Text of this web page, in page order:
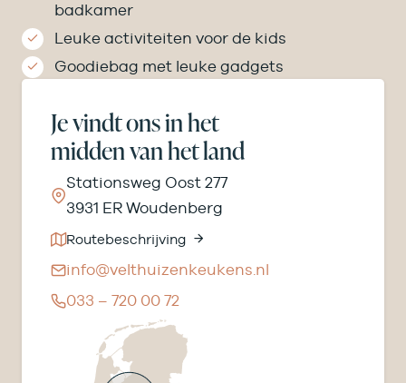
badkamer
Leuke activiteiten voor de kids
Goodiebag met leuke gadgets
Je vindt ons in het
midden van het land
Stationsweg Oost 277
3931 ER Woudenberg
Routebeschrijving
info@velthuizenkeukens.nl
033 – 720 00 72